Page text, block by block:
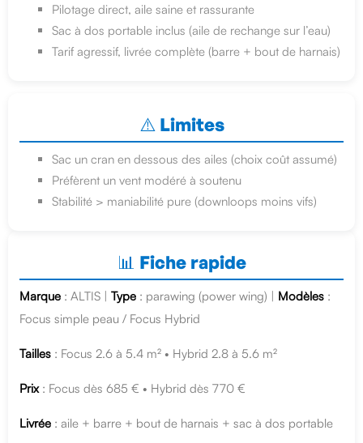
Pilotage direct, aile saine et rassurante
Sac à dos portable inclus (aile de rechange sur l’eau)
Tarif agressif, livrée complète (barre + bout de harnais)
⚠️ Limites
Sac un cran en dessous des ailes (choix coût assumé)
Préfèrent un vent modéré à soutenu
Stabilité > maniabilité pure (downloops moins vifs)
📊 Fiche rapide
Marque : ALTIS | Type : parawing (power wing) | Modèles :
Focus simple peau / Focus Hybrid
Tailles : Focus 2.6 à 5.4 m² • Hybrid 2.8 à 5.6 m²
Prix: Focus dès 685 € • Hybrid dès 770 €
Livrée : aile + barre + bout de harnais + sac à dos portable